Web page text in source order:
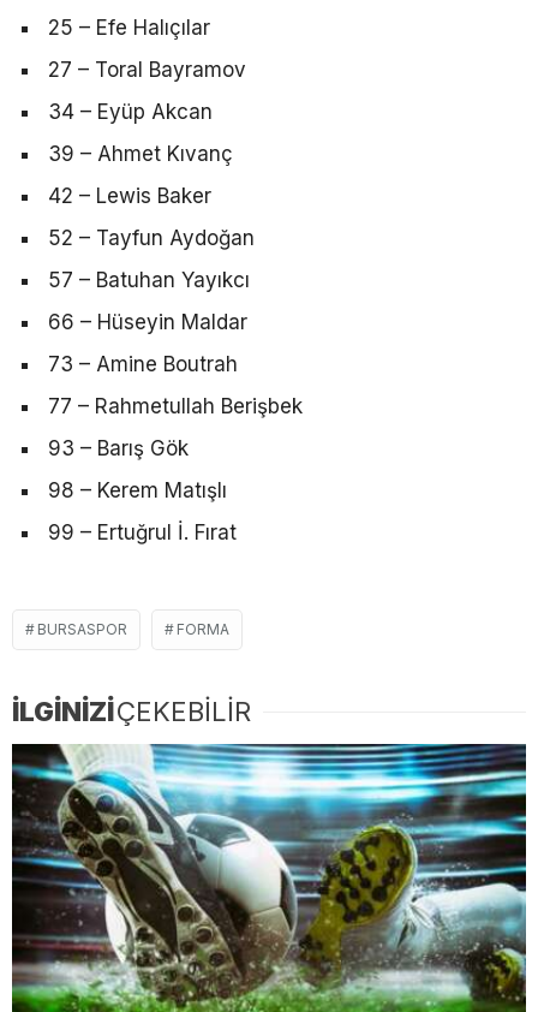
25 – Efe Halıçılar
27 – Toral Bayramov
34 – Eyüp Akcan
39 – Ahmet Kıvanç
42 – Lewis Baker
52 – Tayfun Aydoğan
57 – Batuhan Yayıkcı
66 – Hüseyin Maldar
73 – Amine Boutrah
77 – Rahmetullah Berişbek
93 – Barış Gök
98 – Kerem Matışlı
99 – Ertuğrul İ. Fırat
BURSASPOR FORMA
İLGİNİZİÇEKEBİLİR